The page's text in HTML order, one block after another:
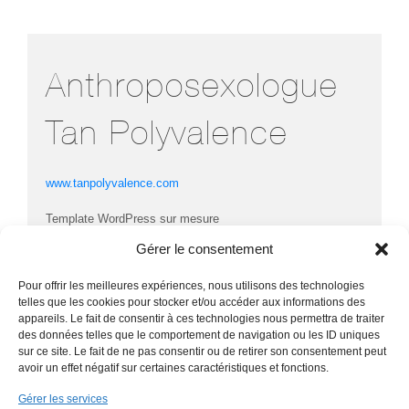
Gérer le consentement
Pour offrir les meilleures expériences, nous utilisons des technologies
telles que les cookies pour stocker et/ou accéder aux informations des
appareils. Le fait de consentir à ces technologies nous permettra de traiter
des données telles que le comportement de navigation ou les ID uniques
sur ce site. Le fait de ne pas consentir ou de retirer son consentement peut
avoir un effet négatif sur certaines caractéristiques et fonctions.
Gérer les services
Anthroposexologue
Tan Polyvalence
www.tanpolyvalence.com
Template WordPress sur mesure
Optimisation des images
Sécurité : anti spam, espion, sauvegarde de la base de
donnée, login protect
Multi langue